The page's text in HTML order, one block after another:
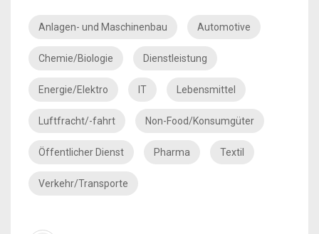
Anlagen- und Maschinenbau Automotive
Chemie/Biologie Dienstleistung
Energie/Elektro IT Lebensmittel
Luftfracht/-fahrt Non-Food/Konsumgüter
Öffentlicher Dienst Pharma Textil
Verkehr/Transporte